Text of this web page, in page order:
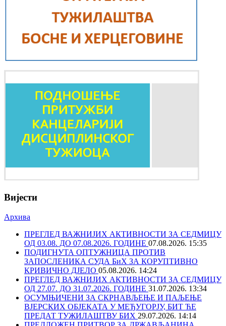
Вијести
Архива
ПРЕГЛЕД ВАЖНИЈИХ АКТИВНОСТИ ЗА СЕДМИЦУ
ОД 03.08. ДО 07.08.2026. ГОДИНЕ 07.08.2026. 15:35
ПОДИГНУТА ОПТУЖНИЦА ПРОТИВ
ЗАПОСЛЕНИКА СУДА БиХ ЗА КОРУПТИВНО
КРИВИЧНО ДЈЕЛО 05.08.2026. 14:24
ПРЕГЛЕД ВАЖНИЈИХ АКТИВНОСТИ ЗА СЕДМИЦУ
ОД 27.07. ДО 31.07.2026. ГОДИНЕ 31.07.2026. 13:34
ОСУМЊИЧЕНИ ЗА СКРНАВЉЕЊЕ И ПАЉЕЊЕ
ВЈЕРСКИХ ОБЈЕКАТА У МЕЂУГОРЈУ, БИТ ЋЕ
ПРЕДАТ ТУЖИЛАШТВУ БИХ 29.07.2026. 14:14